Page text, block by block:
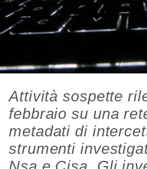
Attività sospette
febbraio su una
metadati di
strumenti